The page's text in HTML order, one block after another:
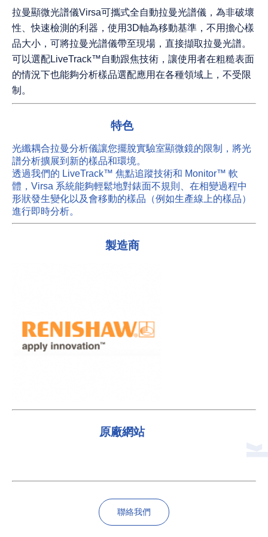
拉曼顯微光譜儀Virsa可攜式全自動拉曼光譜儀，為非破壞
性、快速檢測的利器，使用3D軸為移動基準，不用擔心樣
品大小，可將拉曼光譜儀帶至現場，直接擷取拉曼光譜。
可以選配LiveTrack™自動跟焦技術，讓使用者在粗糙表面
的情況下也能夠分析樣品選配應用在各種領域上，不受限
制。
特色
光纖耦合拉曼分析儀讓您擺脫實驗室顯微鏡的限制，將光
譜分析擴展到新的樣品和環境。
透過我們的 LiveTrack™ 焦點追蹤技術和 Monitor™ 軟
體，Virsa 系統能夠輕鬆地對錶面不規則、在相變過程中
形狀發生變化以及會移動的樣品（例如生產線上的樣品）
進行即時分析。
製造商
原廠網站
聯絡我們